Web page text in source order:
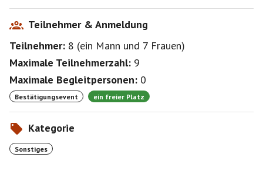
Teilnehmer & Anmeldung
Teilnehmer: 8 (ein Mann und 7 Frauen)
Maximale Teilnehmerzahl: 9
Maximale Begleitpersonen: 0
Bestätigungsevent ein freier Platz
Kategorie
Sonstiges